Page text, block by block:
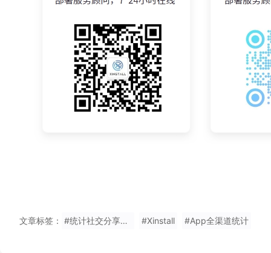
文章标签： #统计社交分享推广统计数据快速安装 #Xinstall #App全渠道统计